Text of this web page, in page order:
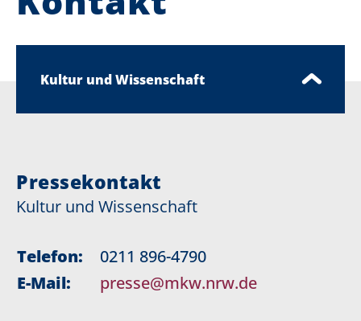
Kultur und Wissenschaft
Pressekontakt
Kultur und Wissenschaft
Telefon:
0211 896-4790
E-Mail:
presse@mkw.nrw.de